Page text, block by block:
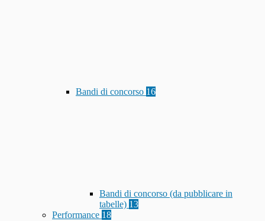
Bandi di concorso 16
Bandi di concorso (da pubblicare in
tabelle) 13
Performance 18